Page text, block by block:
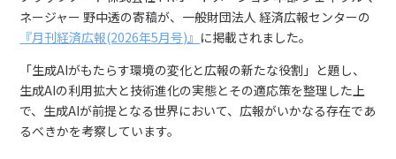
ネージャー 野中透の寄稿が、一般財団法人 経済広報センターの
『月刊経済広報(2026年5月号)』 に掲載されました。
「生成AIがもたらす環境の変化と広報の新たな役割」と題し、
生成AIの利用拡大と技術進化の実態とその適応策を整理した上
で、生成AIが前提となる世界において、広報がいかなる存在であ
るべきかを考察しています。